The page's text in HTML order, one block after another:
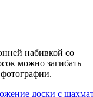
набивкой со
можно загибать